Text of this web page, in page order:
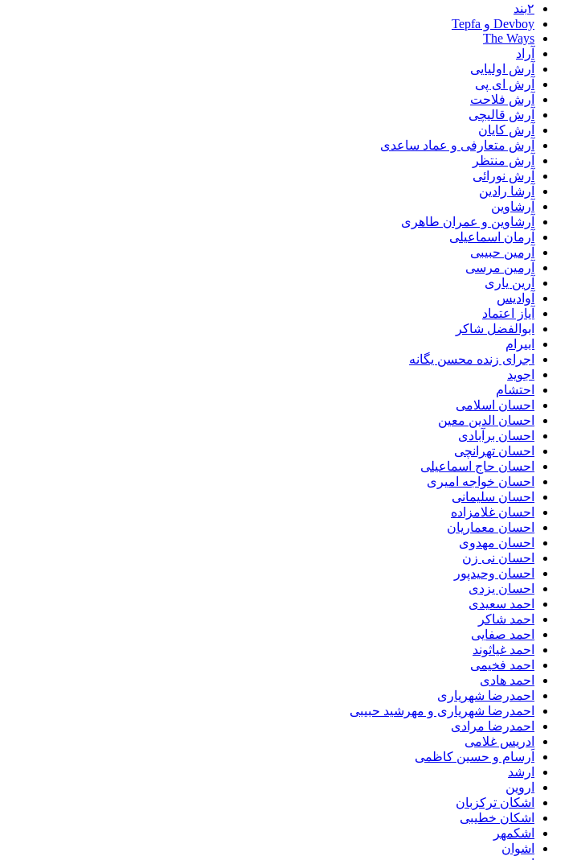
۲بند
Devboy و Tepfa
The Ways
آراد
آرش اولیایی
آرش ای پی
آرش فلاحت
آرش قالیچی
آرش کایان
آرش متعارفی و عماد ساعدی
آرش منتظر
آرش نورائی
آرشا رادین
آرشاوین
آرشاوین و عمران طاهری
آرمان اسماعیلی
آرمین حبیبی
آرمین مرسی
آرین یاری
آوادیس
آیاز اعتماد
ابوالفضل شاکر
ابیرام
اجرای زنده محسن یگانه
اجوید
احتشام
احسان اسلامی
احسان الدین معین
احسان برآبادی
احسان تهرانچی
احسان حاج اسماعیلی
احسان خواجه امیری
احسان سلیمانی
احسان غلامزاده
احسان معماریان
احسان مهدوی
احسان نی زن
احسان وحیدپور
احسان یزدی
احمد سعیدی
احمد شاکر
احمد صفایی
احمد غیاثوند
احمد فخیمی
احمد هادی
احمدرضا شهریاری
احمدرضا شهریاری و مهرشید حبیبی
احمدرضا مرادی
ادریس غلامی
اَرسام و حسین کاظمی
ارشد
اروین
اشکان ترکزبان
اشکان خطیبی
اشکمهر
اشوان